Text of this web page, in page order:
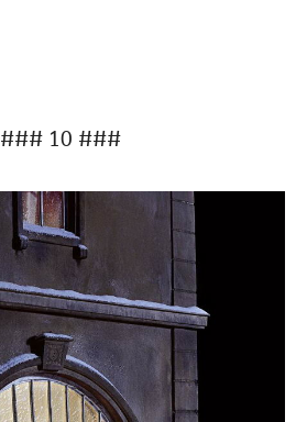
### 10 ###